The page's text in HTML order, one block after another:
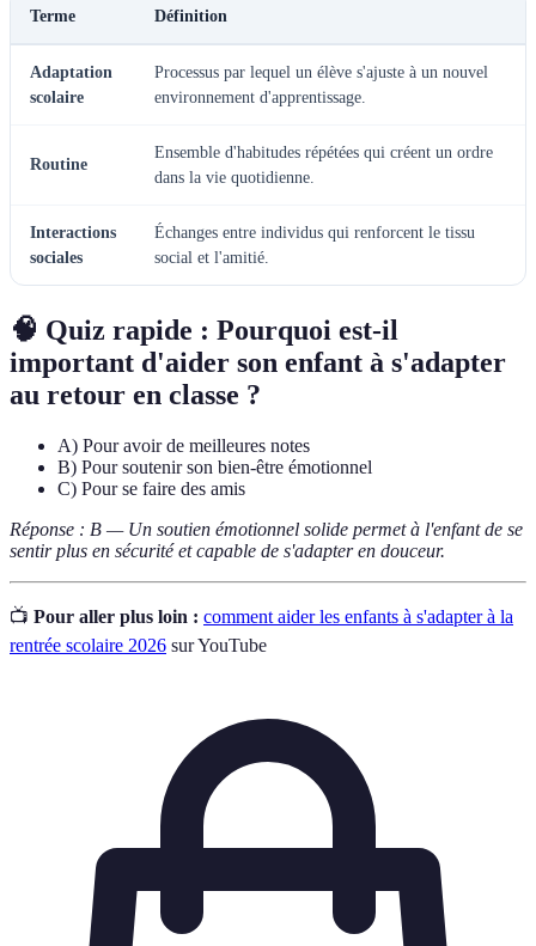
Terme Définition
Adaptation
scolaire
Processus par lequel un élève s'ajuste à un nouvel
environnement d'apprentissage.
Routine
Ensemble d'habitudes répétées qui créent un ordre
dans la vie quotidienne.
Interactions
sociales
Échanges entre individus qui renforcent le tissu
social et l'amitié.
🧠 Quiz rapide : Pourquoi est-il
important d'aider son enfant à s'adapter
au retour en classe ?
A) Pour avoir de meilleures notes
B) Pour soutenir son bien-être émotionnel
C) Pour se faire des amis
Réponse : B — Un soutien émotionnel solide permet à l'enfant de se
sentir plus en sécurité et capable de s'adapter en douceur.
📺 Pour aller plus loin : comment aider les enfants à s'adapter à la
rentrée scolaire 2026 sur YouTube